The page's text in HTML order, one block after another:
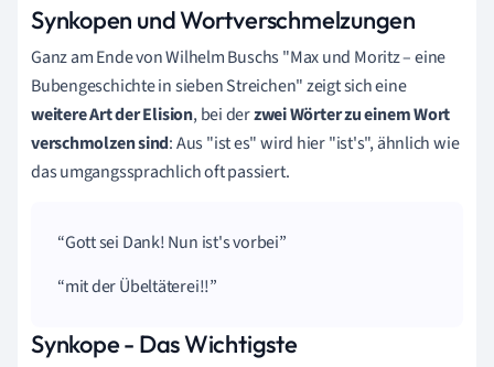
Synkopen und Wortverschmelzungen
Ganz am Ende von Wilhelm Buschs "Max und Moritz – eine
Bubengeschichte in sieben Streichen" zeigt sich eine
weitere Art derElision, bei derzwei Wörter zu einem Wort
verschmolzen sind: Aus "ist es" wird hier "ist's", ähnlich wie
das umgangssprachlich oft passiert.
Gott sei Dank! Nun ist'svorbei
mit der Übeltäterei!!
Synkope - Das Wichtigste